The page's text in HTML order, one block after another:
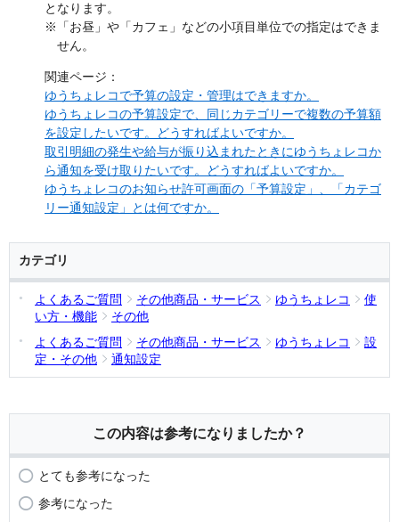
となります。
※「お昼」や「カフェ」などの小項目単位での指定はできま
せん。
関連ページ：
ゆうちょレコで予算の設定・管理はできますか。
ゆうちょレコの予算設定で、同じカテゴリーで複数の予算額
を設定したいです。どうすればよいですか。
取引明細の発生や給与が振り込まれたときにゆうちょレコか
ら通知を受け取りたいです。どうすればよいですか。
ゆうちょレコのお知らせ許可画面の「予算設定」、「カテゴ
リー通知設定」とは何ですか。
カテゴリ
よくあるご質問 その他商品・サービス ゆうちょレコ
使
い方・機能
その他
よくあるご質問
その他商品・サービス ゆうちょレコ
設
定・その他
通知設定
この内容は参考になりましたか？
とても参考になった
参考になった